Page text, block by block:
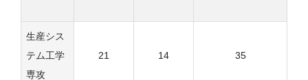
生産シス
テム工学
専攻
21 14 35